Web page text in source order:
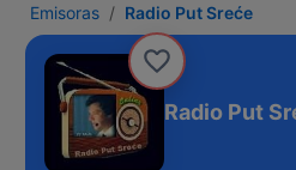
Emisoras Radio Put Sreće
Radio Put